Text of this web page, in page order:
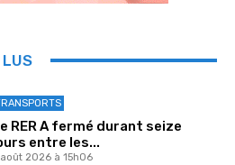
RER A fermé durant seize
entre les...
2026 à 15h06